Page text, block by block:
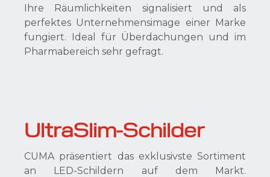
Ihre Räumlichkeiten signalisiert und als
perfektes Unternehmensimage einer Marke
fungiert. Ideal für Überdachungen und im
Pharmabereich sehr gefragt.
UltraSlim-Schilder
CUMA präsentiert das exklusivste Sortiment
an LED-Schildern auf dem Markt.